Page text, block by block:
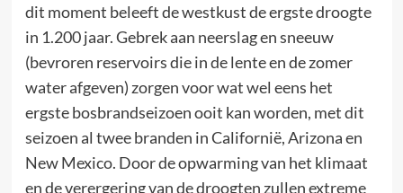
dit moment beleeft de westkust de ergste droogte
in 1.200 jaar. Gebrek aan neerslag en sneeuw
(bevroren reservoirs die in de lente en de zomer
water afgeven) zorgen voor wat wel eens het
ergste bosbrandseizoen ooit kan worden, met dit
seizoen al twee branden in Californië, Arizona en
New Mexico. Door de opwarming van het klimaat
en de verergering van de droogten zullen extreme